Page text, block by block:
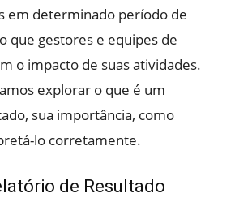
em determinado período de
que gestores e equipes de
o impacto de suas atividades.
explorar o que é um
sua importância, como
lo corretamente.
de Resultado